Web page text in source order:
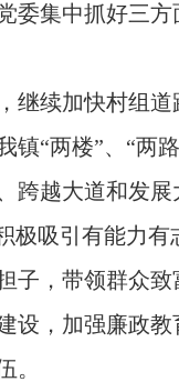
委集中抓好三
继续加快村组
镇“两楼”、“两
跨越大道和发
极吸引有能力有
子，带领群众
设，加强廉政
。